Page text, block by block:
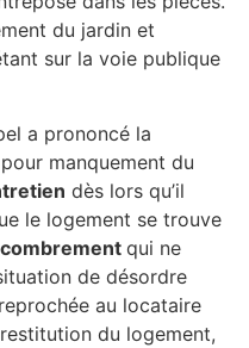
du jardin et
sur la voie publique
a prononcé la
pour manquement du
dès lors qu’il
le logement se trouve
qui ne
de désordre
au locataire
du logement,